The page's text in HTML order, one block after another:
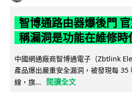
智博通路由器爆後門
稱漏洞是功能在維修時
中國網通廠商智博通電子（Zbtlink
產品爆出嚴重安全漏洞，被發現每 35
線，旗...
閱讀全文